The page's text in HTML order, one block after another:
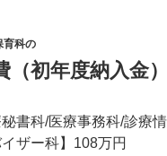
育科の
（初年度納入金）
秘書科/医療事務科/診療
ザー科】108万円